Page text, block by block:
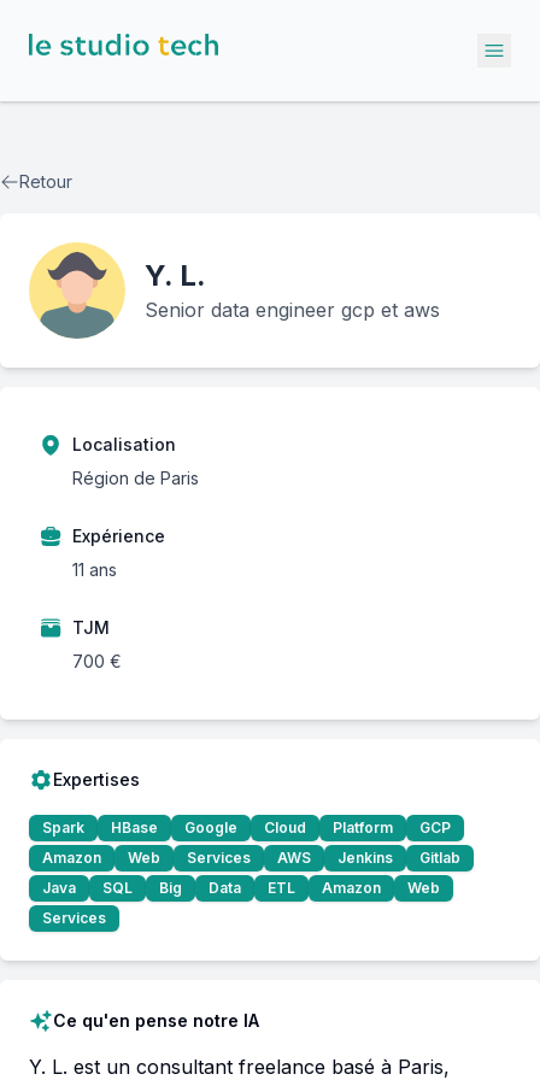
Retour
Y. L.
Senior data engineer gcp et aws
Localisation
Région de Paris
Expérience
11 ans
TJM
700 €
Expertises
Spark HBase Google Cloud Platform
GCP
Amazon
Web Services AWS Jenkins
Gitlab
Java
SQL Big Data ETL Amazon
Web
Services
Ce qu'en pense notre IA
Y. L. est un consultant freelance basé à Paris,